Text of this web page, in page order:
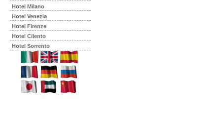
Hotel Milano
Hotel Venezia
Hotel Firenze
Hotel Cilento
Hotel Sorrento